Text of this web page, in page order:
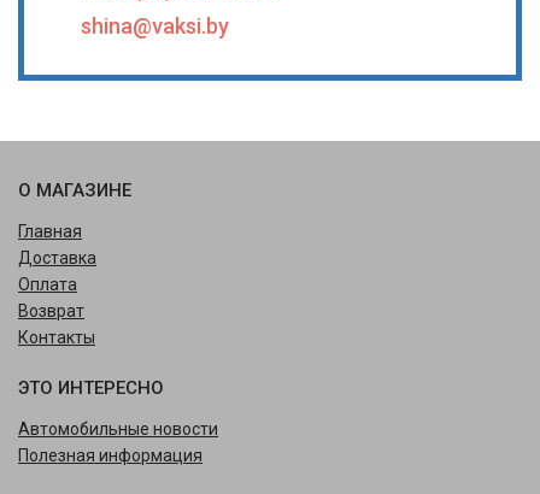
shina@vaksi.by
О МАГАЗИНЕ
Главная
Доставка
Оплата
Возврат
Контакты
ЭТО ИНТЕРЕСНО
Автомобильные новости
Полезная информация